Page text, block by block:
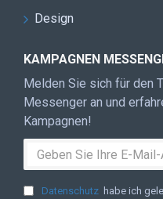
Design
KAMPAGNEN
Melden Sie sich für den
Messenger an und
Kampagnen!
Datenschutz habe ich